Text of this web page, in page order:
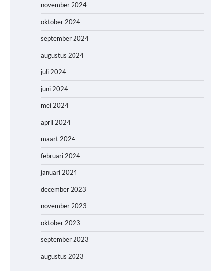
november 2024
oktober 2024
september 2024
augustus 2024
juli 2024
juni 2024
mei 2024
april 2024
maart 2024
februari 2024
januari 2024
december 2023
november 2023
oktober 2023
september 2023
augustus 2023